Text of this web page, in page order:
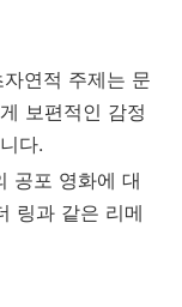
연적 주제는 문
보편적인 감정
다.
공포 영화에 대
링과 같은 리메